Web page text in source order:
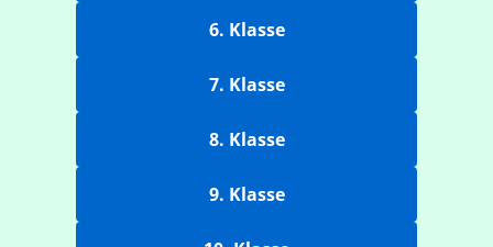
6. Klasse
7. Klasse
8. Klasse
9. Klasse